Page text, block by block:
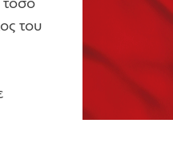
τόσο
του